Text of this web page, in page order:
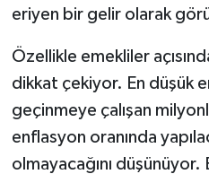
eriyen bir gelir olarak
Özellikle emekliler
dikkat çekiyor. En düşük
geçinmeye çalışan
enflasyon oranında
olmayacağını